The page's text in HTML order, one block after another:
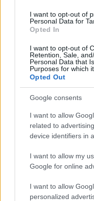
I want to opt-out of
Personal Data for
Opted In
I want to opt-out of
Retention, Sale,
Personal Data that
Purposes for which
Opted Out
Google consents
I want to allow
related to
device identifiers in
I want to allow my
Google for online
I want to allow
personalized
dell’auto
Appio Latino
ARTICOLI CORRELATI
Roma Viabilità, da